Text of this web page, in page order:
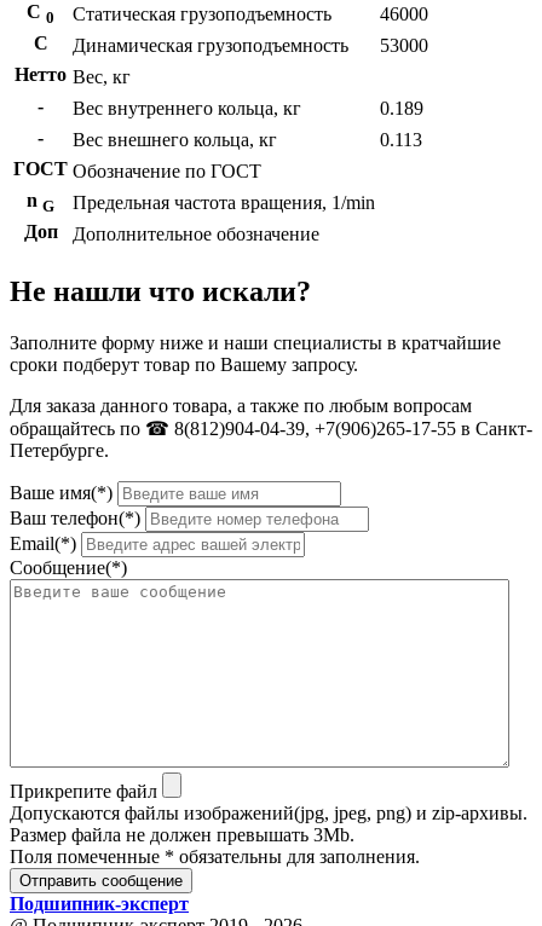
С 0 Статическая грузоподъемность
46000
C
Динамическая грузоподъемность
53000
Нетто Вес, кг
-
Вес внутреннего кольца, кг
0.189
-
Вес внешнего кольца, кг
0.113
ГОСТ Обозначение по ГОСТ
n G
Предельная частота вращения, 1/min
Доп
Дополнительное обозначение
Не нашли что искали?
Заполните форму ниже и наши специалисты в кратчайшие
сроки подберут товар по Вашему запросу.
Для заказа данного товара, а также по любым вопросам
обращайтесь по ☎ 8(812)904-04-39, +7(906)265-17-55 в Санкт-
Петербурге.
Ваше имя(*)
Ваш телефон(*)
Email(*)
Сообщение(*)
Прикрепите файл
Допускаются файлы изображений(jpg, jpeg, png) и zip-архивы.
Размер файла не должен превышать 3Mb.
Поля помеченные * обязательны для заполнения.
Отправить сообщение
Подшипник-эксперт